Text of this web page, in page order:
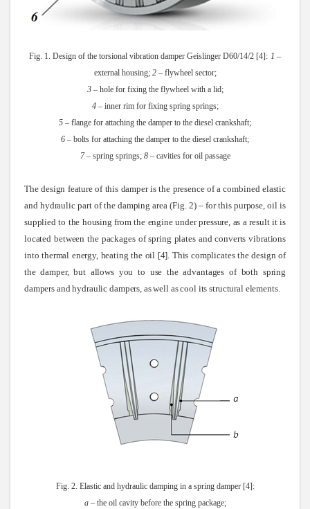
Fig. 1. Design of the torsional vibration damper Geislinger D60/14/2 [4]: 1 –
external housing; 2– flywheel sector;
3– hole for fixing the flywheel with a lid;
4– inner rim for fixing spring springs;
5 – flange for attaching the damper to the diesel crankshaft;
6 – bolts for attaching the damper to the diesel crankshaft;
7– spring springs; 8– cavities for oil passage
The design feature of this damper is the presence of a combined elastic
and hydraulic part of the damping area (Fig. 2) – for this purpose, oil is
supplied to the housing from the engine under pressure, as a result it is
located between the packages of spring plates and converts vibrations
into thermal energy, heating the oil [4]. This complicates the design of
the damper, but allows you to use the advantages of both spring
dampers and hydraulic dampers, as well as cool its structural elements.
Fig. 2. Elastic and hydraulic damping in a spring damper [4]:
a– the oil cavity before the spring package;